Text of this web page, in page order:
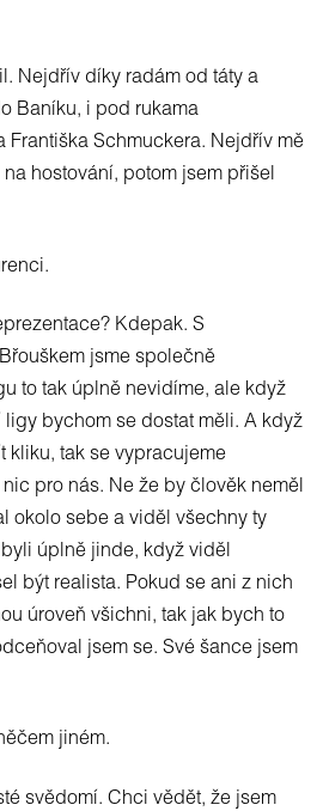
Nejdřív díky radám od táty a
Baníku, i pod rukama
Františka Schmuckera. Nejdřív mě
hostování, potom jsem přišel
Kdepak. S
jsme společně
to tak úplně nevidíme, ale když
ligy bychom se dostat měli. A když
kliku, tak se vypracujeme
pro nás. Ne že by člověk neměl
okolo sebe a viděl všechny ty
úplně jinde, když viděl
být realista. Pokud se ani z nich
úroveň všichni, tak jak bych to
jsem se. Své šance jsem
jiném.
svědomí. Chci vědět, že jsem